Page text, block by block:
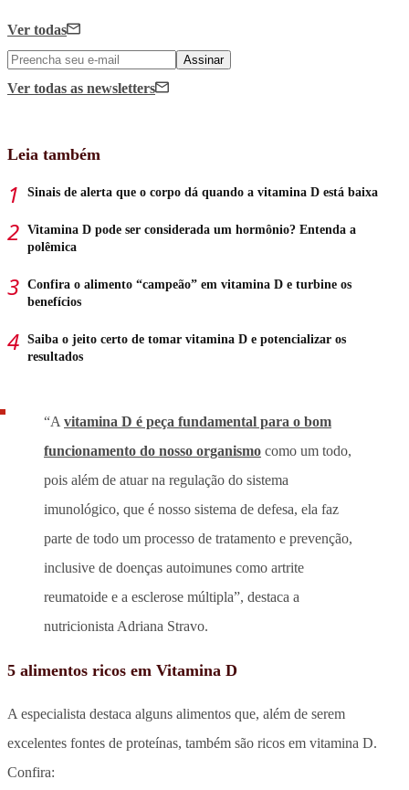
Ver todas
Assinar
Ver todas as newsletters
Leia também
Sinais de alerta que o corpo dá quando a vitamina D está baixa
Vitamina D pode ser considerada um hormônio? Entenda a
polêmica
Confira o alimento “campeão” em vitamina D e turbine os
benefícios
Saiba o jeito certo de tomar vitamina D e potencializar os
resultados
“A vitamina D é peça fundamental para o bom
funcionamento do nosso organismo como um todo,
pois além de atuar na regulação do sistema
imunológico, que é nosso sistema de defesa, ela faz
parte de todo um processo de tratamento e prevenção,
inclusive de doenças autoimunes como artrite
reumatoide e a esclerose múltipla”, destaca a
nutricionista Adriana Stravo.
5 alimentos ricos em Vitamina D
A especialista destaca alguns alimentos que, além de serem
excelentes fontes de proteínas, também são ricos em vitamina D.
Confira: